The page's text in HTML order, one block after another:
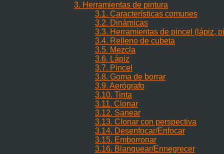
3. Herramientas de pintura
3.1. Características comunes
3.2. Dinámicas
3.3. Herramientas de pincel (lápiz,
3.4. Relleno de cubeta
3.5. Mezcla
3.6. Lápiz
3.7. Pincel
3.8. Goma de borrar
3.9. Aerógrafo
3.10. Tinta
3.11. Clonar
3.12. Sanear
3.13. Clonar con perspectiva
3.14. Desenfocar/Enfocar
3.15. Emborronar
3.16. Blanquear/Ennegrecer